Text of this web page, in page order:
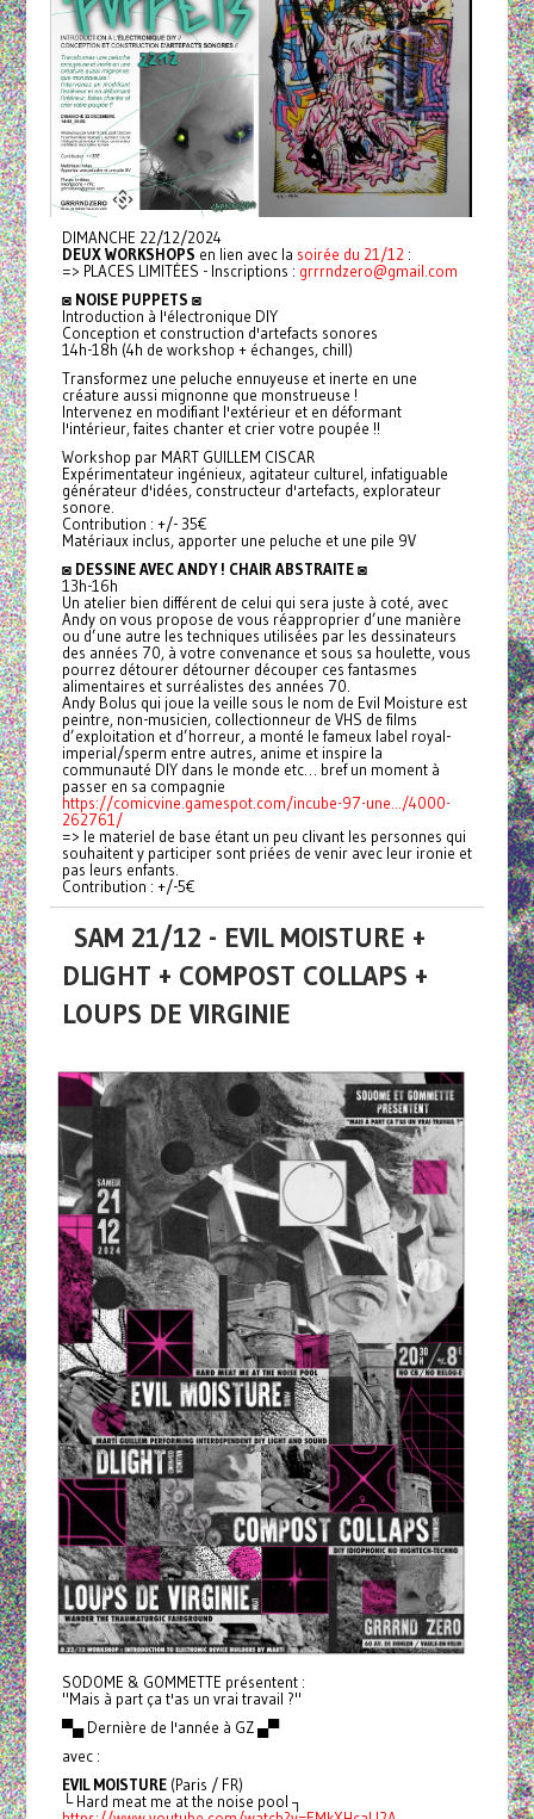
DIMANCHE 22/12/2024
DEUX WORKSHOPS en lien avec la soirée du 21/12 :
=> PLACES LIMITÉES - Inscriptions : grrrndzero@gmail.com
◙ NOISE PUPPETS ◙
Introduction à l'électronique DIY
Conception et construction d'artefacts sonores
14h-18h (4h de workshop + échanges, chill)
Transformez une peluche ennuyeuse et inerte en une
créature aussi mignonne que monstrueuse !
Intervenez en modifiant l'extérieur et en déformant
l'intérieur, faites chanter et crier votre poupée !!
Workshop par MART GUILLEM CISCAR
Expérimentateur ingénieux, agitateur culturel, infatiguable
générateur d'idées, constructeur d'artefacts, explorateur
sonore.
Contribution : +/- 35€
Matériaux inclus, apporter une peluche et une pile 9V
◙ DESSINE AVEC ANDY ! CHAIR ABSTRAITE◙
13h-16h
Un atelier bien différent de celui qui sera juste à coté, avec
Andy on vous propose de vous réapproprier d’une manière
ou d’une autre les techniques utilisées par les dessinateurs
des années 70, à votre convenance et sous sa houlette, vous
pourrez détourer détourner découper ces fantasmes
alimentaires et surréalistes des années 70.
Andy Bolus qui joue la veille sous le nom de Evil Moisture est
peintre, non-musicien, collectionneur de VHS de films
d’exploitation et d’horreur, a monté le fameux label royal-
imperial/sperm entre autres, anime et inspire la
communauté DIY dans le monde etc… bref un moment à
passer en sa compagnie
https://comicvine.gamespot.com/incube-97-une.../4000-
262761/
=> le materiel de base étant un peu clivant les personnes qui
souhaitent y participer sont priées de venir avec leur ironie et
pas leurs enfants.
Contribution : +/-5€
SAM 21/12 - EVIL MOISTURE +
DLIGHT + COMPOST COLLAPS +
LOUPS DE VIRGINIE
SODOME & GOMMETTE présentent :
"Mais à part ça t'as un vrai travail ?"
▀▄ Dernière de l'année à GZ ▄▀
avec :
EVIL MOISTURE(Paris / FR)
└ Hard meat me at the noise pool ┐